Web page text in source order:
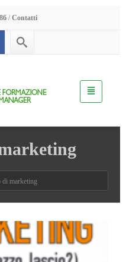
/ Contatti
di marketing